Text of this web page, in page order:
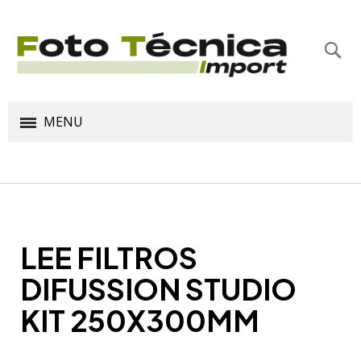
MENU
LEE FILTROS
DIFUSSION STUDIO
KIT 250X300MM